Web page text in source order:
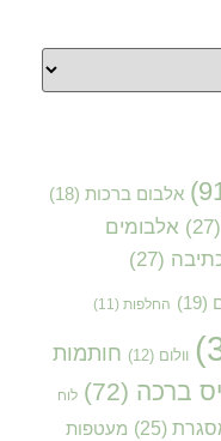
אלבום ברכות (18)
(27)
אלבומים
(27)
(19) החלפות (11)
וולום (12)
חותמות
ברכה (72) לוח
(25) מעטפות